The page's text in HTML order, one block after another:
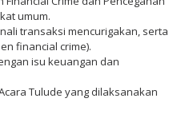
umum.
transaksi mencurigakan, serta
financial crime).
isu keuangan dan
Tulude yang dilaksanakan